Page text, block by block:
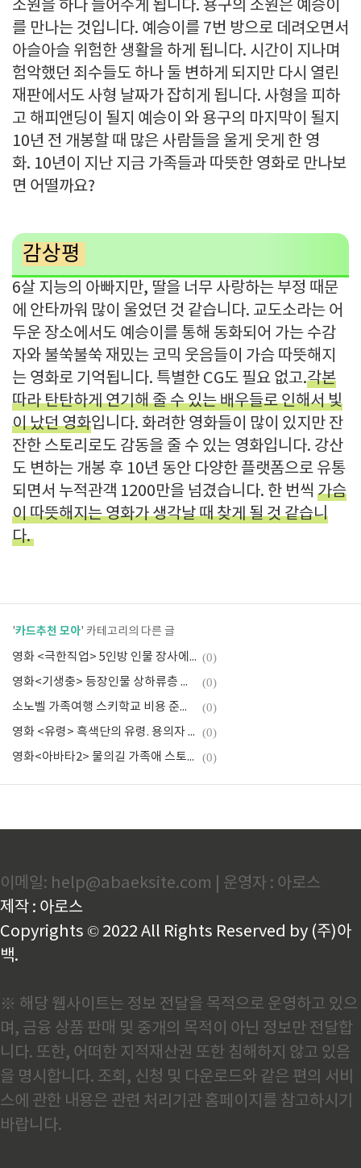
소원을 하나 들어주게 됩니다. 용구의 소원은 예승이
를 만나는 것입니다. 예승이를 7번 방으로 데려오면서
아슬아슬 위험한 생활을 하게 됩니다. 시간이 지나며
험악했던 죄수들도 하나 둘 변하게 되지만 다시 열린
재판에서도 사형 날짜가 잡히게 됩니다. 사형을 피하
고 해피앤딩이 될지 예승이 와 용구의 마지막이 될지
10년 전 개봉할 때 많은 사람들을 울게 웃게 한 영
화. 10년이 지난 지금 가족들과 따뜻한 영화로 만나보
면 어떨까요?
감상평
6살 지능의 아빠지만, 딸을 너무 사랑하는 부정 때문
에 안타까워 많이 울었던 것 같습니다. 교도소라는 어
두운 장소에서도 예승이를 통해 동화되어 가는 수감
자와 불쑥불쑥 재밌는 코믹 웃음들이 가슴 따뜻해지
는 영화로 기억됩니다. 특별한 CG도 필요 없고.각본
따라 탄탄하게 연기해 줄 수 있는 배우들로 인해서 빛
이 났던 영화입니다. 화려한 영화들이 많이 있지만 잔
잔한 스토리로도 감동을 줄 수 있는 영화입니다. 강산
도 변하는 개봉 후 10년 동안 다양한 플랫폼으로 유통
되면서 누적관객 1200만을 넘겼습니다. 한 번씩 가슴
이 따뜻해지는 영화가 생각날 때 찾게 될 것 같습니
다.
'카드추천 모아' 카테고리의 다른 글
영화 <극한직업> 5인방 인물 장사에 소질있는 형사이야기 감상평 (0)
영화<기생충> 등장인물 상하류층 온도차 리뷰 (0)
소노벨 가족여행 스키학교 비용 준비물 예약 (0)
영화 <유령> 흑색단의 유령. 용의자 캐릭터 기대평 (0)
영화<아바타2> 물의길 가족애 스토리와 제작비 인물소개 (0)
이메일: help@abaeksite.com | 운영자 : 아로스
제작 : 아로스
Copyrights © 2022 All Rights Reserved by (주)아
백.
※ 해당 웹사이트는 정보 전달을 목적으로 운영하고 있으
며, 금융 상품 판매 및 중개의 목적이 아닌 정보만 전달합
니다. 또한, 어떠한 지적재산권 또한 침해하지 않고 있음
을 명시합니다. 조회, 신청 및 다운로드와 같은 편의 서비
스에 관한 내용은 관련 처리기관 홈페이지를 참고하시기
바랍니다.